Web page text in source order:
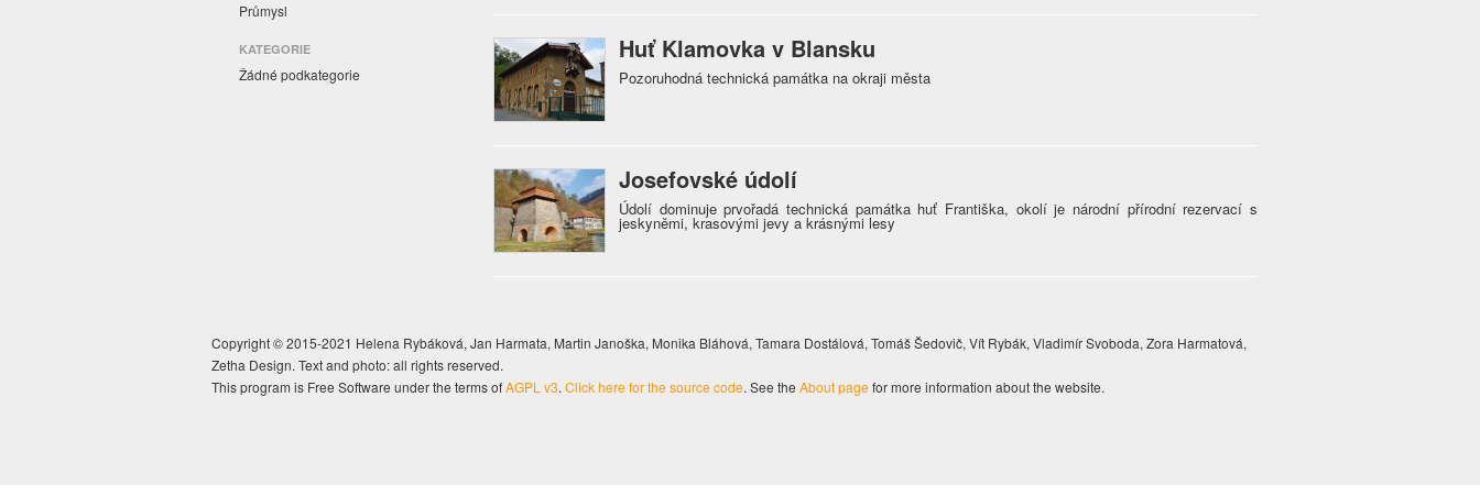
Průmysl
KATEGORIE
Žádné podkategorie
Huť Klamovka v Blansku
Pozoruhodná technická památka na okraji města
Josefovské údolí
Údolí dominuje prvořadá technická památka huť Františka, okolí je národní přírodní rezervací s
jeskyněmi, krasovými jevy a krásnými lesy
Copyright © 2015-2021 Helena Rybáková, Jan Harmata, Martin Janoška, Monika Bláhová, Tamara Dostálová, Tomáš Šedovič, Vít Rybák, Vladimír Svoboda, Zora Harmatová,
Zetha Design. Text and photo: all rights reserved.
This program is Free Software under the terms ofAGPL v3. Click here for the source code. See the About pagefor more information about the website.